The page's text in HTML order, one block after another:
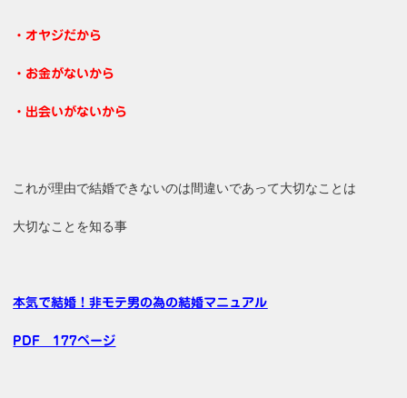
・オヤジだから
・お金がないから
・出会いがないから
これが理由で結婚できないのは間違いであって大切なことは
大切なことを知る事
本気で結婚！非モテ男の為の結婚マニュアル
PDF 177ページ